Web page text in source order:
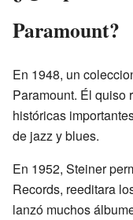
Paramount?
En 1948, un
Paramount. Él quiso
históricas
de jazz y blues.
En 1952, Steiner
Records, reeditara
lanzó muchos